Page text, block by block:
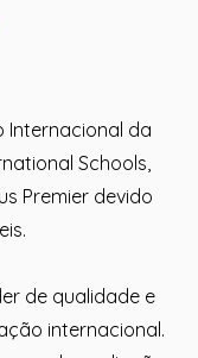
Internacional da
Schools,
Premier devido
de qualidade e
internacional.